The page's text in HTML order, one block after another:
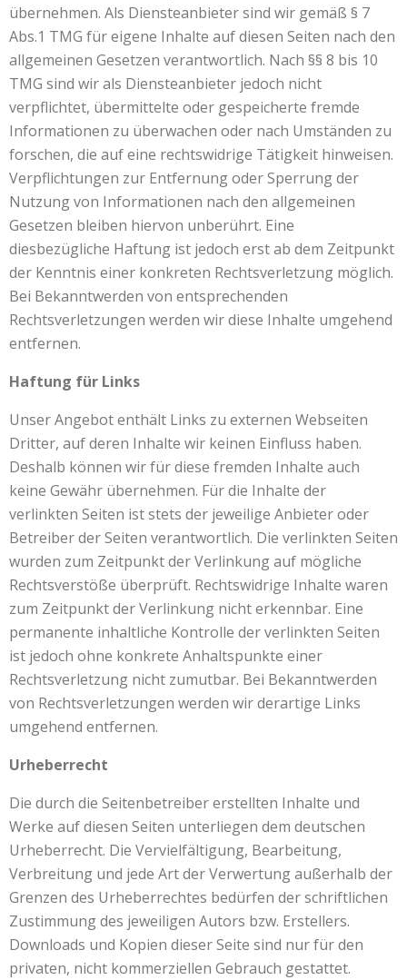
übernehmen. Als Diensteanbieter sind wir gemäß § 7
Abs.1 TMG für eigene Inhalte auf diesen Seiten nach den
allgemeinen Gesetzen verantwortlich. Nach §§ 8 bis 10
TMG sind wir als Diensteanbieter jedoch nicht
verpflichtet, übermittelte oder gespeicherte fremde
Informationen zu überwachen oder nach Umständen zu
forschen, die auf eine rechtswidrige Tätigkeit hinweisen.
Verpflichtungen zur Entfernung oder Sperrung der
Nutzung von Informationen nach den allgemeinen
Gesetzen bleiben hiervon unberührt. Eine
diesbezügliche Haftung ist jedoch erst ab dem Zeitpunkt
der Kenntnis einer konkreten Rechtsverletzung möglich.
Bei Bekanntwerden von entsprechenden
Rechtsverletzungen werden wir diese Inhalte umgehend
entfernen.
Haftung für Links
Unser Angebot enthält Links zu externen Webseiten
Dritter, auf deren Inhalte wir keinen Einfluss haben.
Deshalb können wir für diese fremden Inhalte auch
keine Gewähr übernehmen. Für die Inhalte der
verlinkten Seiten ist stets der jeweilige Anbieter oder
Betreiber der Seiten verantwortlich. Die verlinkten Seiten
wurden zum Zeitpunkt der Verlinkung auf mögliche
Rechtsverstöße überprüft. Rechtswidrige Inhalte waren
zum Zeitpunkt der Verlinkung nicht erkennbar. Eine
permanente inhaltliche Kontrolle der verlinkten Seiten
ist jedoch ohne konkrete Anhaltspunkte einer
Rechtsverletzung nicht zumutbar. Bei Bekanntwerden
von Rechtsverletzungen werden wir derartige Links
umgehend entfernen.
Urheberrecht
Die durch die Seitenbetreiber erstellten Inhalte und
Werke auf diesen Seiten unterliegen dem deutschen
Urheberrecht. Die Vervielfältigung, Bearbeitung,
Verbreitung und jede Art der Verwertung außerhalb der
Grenzen des Urheberrechtes bedürfen der schriftlichen
Zustimmung des jeweiligen Autors bzw. Erstellers.
Downloads und Kopien dieser Seite sind nur für den
privaten, nicht kommerziellen Gebrauch gestattet.